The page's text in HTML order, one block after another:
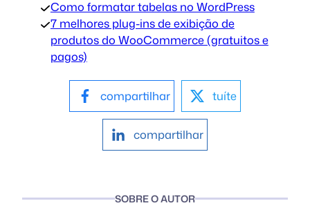
Como formatar tabelas no WordPress
7 melhores plug-ins de exibição de
produtos do WooCommerce (gratuitos e
pagos)
compartilhar tuíte
compartilhar
SOBRE O AUTOR